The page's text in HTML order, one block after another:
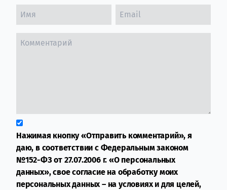
Нажимая кнопку «Отправить комментарий», я
даю, в соответствии с Федеральным законом
№152-ФЗ от 27.07.2006 г. «О персональных
данных», свое согласие на обработку моих
персональных данных – на условиях и для целей,